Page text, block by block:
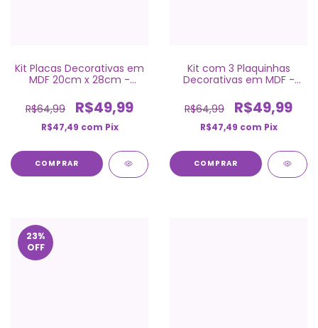
Kit Placas Decorativas em
MDF 20cm x 28cm -
R$64,99
R$49,99
R$47,49 com Pix
COMPRAR
Kit com 3 Plaquinhas
Decorativas em MDF -
R$64,99
R$49,99
R$47,49 com Pix
COMPRAR
23%
OFF